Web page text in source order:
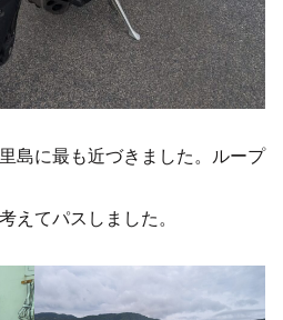
島に最も近づきました。ループ
えてパスしました。